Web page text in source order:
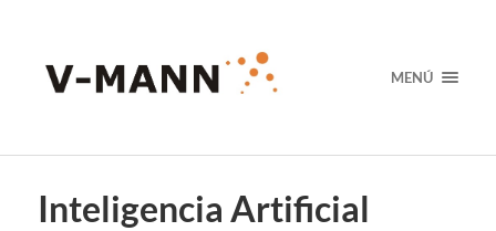
MENÚ
Inteligencia Artificial